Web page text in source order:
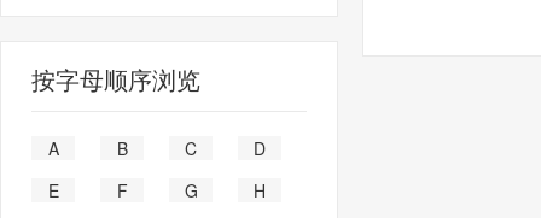
按字母顺序浏览
A B C
D
E
F G
H